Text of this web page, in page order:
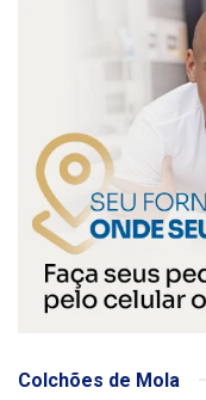
Colchões de Mola